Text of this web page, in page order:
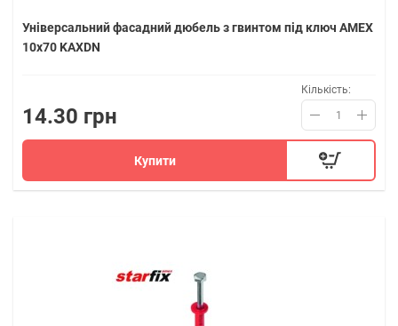
Універсальний фасадний дюбель з гвинтом під ключ AMEX
10х70 KAXDN
14.30 грн
Кількість:
Купити